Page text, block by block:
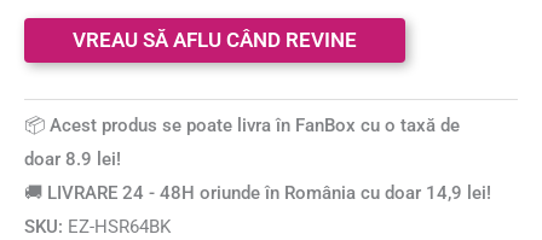
📦 Acest produs se poate livra în FanBox cu o taxă de
doar 8.9 lei!
🚚 LIVRARE 24 - 48H oriunde în România cu doar 14,9 lei!
SKU: EZ-HSR64BK